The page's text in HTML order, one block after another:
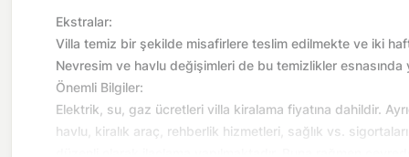
Ekstralar:
Villa temiz bir şekilde misafirlere teslim edilmekte ve iki
Nevresim ve havlu değişimleri de bu temizlikler esnasında
Önemli Bilgiler:
Elektrik, su, gaz ücretleri villa kiralama fiyatına dahildir.
havlu, kiralık araç, rehberlik hizmetleri, sağlık vs.